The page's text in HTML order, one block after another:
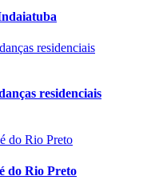
residenciais
do Rio Preto